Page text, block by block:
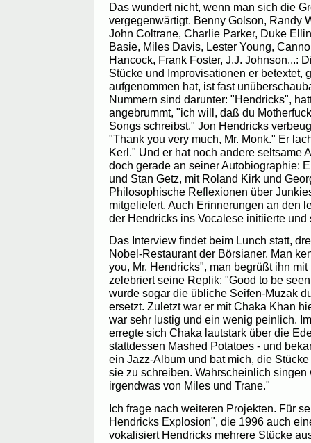
Das wundert nicht, wenn man sich die
vergegenwärtigt. Benny Golson, Randy
John Coltrane, Charlie Parker, Duke
Basie, Miles Davis, Lester Young,
Hancock, Frank Foster, J.J. Johnson...:
Stücke und Improvisationen er betextet,
aufgenommen hat, ist fast
Nummern sind darunter: "Hendricks",
angebrummt, "ich will, daß du
Songs schreibst." Jon Hendricks
"Thank you very much, Mr. Monk." Er
Kerl." Und er hat noch andere seltsame
doch gerade an seiner Autobiographie:
und Stan Getz, mit Roland Kirk und
Philosophische Reflexionen über
mitgeliefert. Auch Erinnerungen an den
der Hendricks ins Vocalese initiierte und
Das Interview findet beim Lunch statt,
Nobel-Restaurant der Börsianer. Man
you, Mr. Hendricks", man begrüßt ihn
zelebriert seine Replik: "Good to be
wurde sogar die übliche Seifen-Muzak
ersetzt. Zuletzt war er mit Chaka Khan
war sehr lustig und ein wenig peinlich.
erregte sich Chaka lautstark über die
stattdessen Mashed Potatoes - und
ein Jazz-Album und bat mich, die
sie zu schreiben. Wahrscheinlich
irgendwas von Miles und Trane."
Ich frage nach weiteren Projekten. Für
Hendricks Explosion", die 1996 auch
vokalisiert Hendricks mehrere Stücke